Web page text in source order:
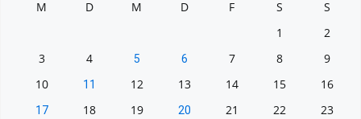
M
D M D F S
S
1
2
3
4 5 6 7 8
9
10
11 12 13 14 15 16
17 18 19 20 21 22
23